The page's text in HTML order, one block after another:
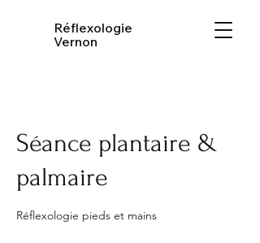
Réflexologie
Vernon
Séance plantaire &
palmaire
Réflexologie pieds et mains